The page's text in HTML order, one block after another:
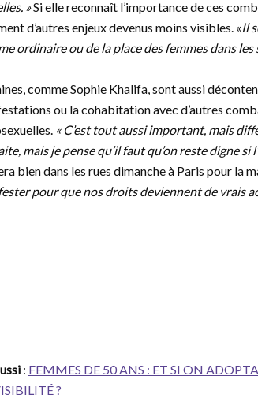
»Si elle reconnaît l’importance de ces
d’autres enjeux devenus moins visibles. «Il
ordinaire ou de la place des femmes dans les
comme Sophie Khalifa, sont aussi
ou la cohabitation avec d’autres
« C’est tout aussi important, mais
mais je pense qu’il faut qu’on reste digne
bien dans les rues dimanche à Paris pour la
pour que nos droits deviennent de vrais
: FEMMES DE 50 ANS : ET SI ON
?